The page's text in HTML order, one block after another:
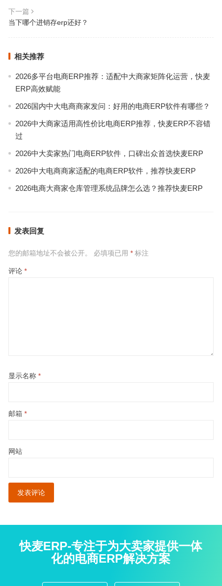
下一篇
当下哪个进销存erp还好？
相关推荐
2026多平台电商ERP推荐：适配中大商家矩阵化运营，快麦
ERP高效赋能
2026国内中大电商商家发问：好用的电商ERP软件有哪些？
2026中大商家适用高性价比电商ERP推荐，快麦ERP不容错
过
2026中大卖家热门电商ERP软件，口碑出众首选快麦ERP
2026中大电商商家适配的电商ERP软件，推荐快麦ERP
2026电商大商家仓库管理系统品牌怎么选？推荐快麦ERP
发表回复
您的邮箱地址不会被公开。 必填项已用 *标注
评论 *
显示名称 *
邮箱 *
网站
快麦ERP-专注于为大卖家提供一体
化的电商ERP解决方案